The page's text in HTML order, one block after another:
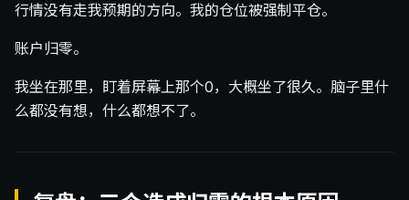
行情没有走我预期的方向。我的仓位被强制平仓。
账户归零。
我坐在那里，盯着屏幕上那个0，大概坐了很久。脑子里什
么都没有想，什么都想不了。